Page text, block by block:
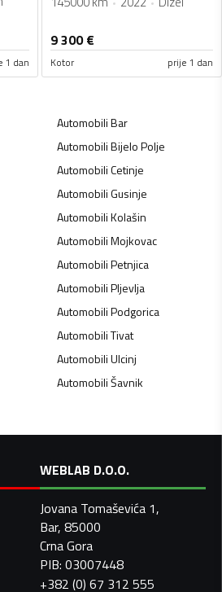
1 dan
9 300€
Kotor prije 1 dan
AutomobiliBar
AutomobiliBijelo Polje
AutomobiliCetinje
AutomobiliGusinje
AutomobiliKolašin
AutomobiliMojkovac
AutomobiliPetnjica
AutomobiliPljevlja
AutomobiliPodgorica
AutomobiliTivat
AutomobiliUlcinj
AutomobiliŠavnik
WEBLAB D.O.O.
Jovana Tomaševića 1,
Bar, 85000
Crna Gora
PIB: 03007448
+382 (0) 67 312 555